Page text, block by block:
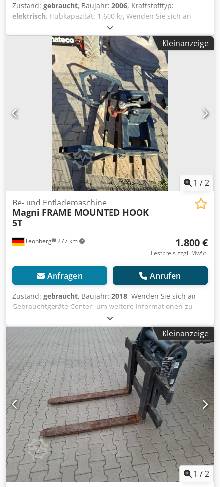
Zustand: gebraucht, Baujahr: 2006, Kraftstofftyp:
elektrisch, Hubkapazität: 1.600 kg Wenden Sie sich an
Gebrauchtgeräte Center, um weitere Informationen zu
erhalten. Crjdozr Tx Uspfx Acbjf DE01
Kleinanzeige
1 /2
Leonberg 277 km
Be- und Entlademaschine
Magni FRAME MOUNTED HOOK
5T
1.800 €
Festpreis zzgl. MwSt.
Anfragen Anrufen
Zustand: gebraucht, Baujahr: 2018, Wenden Sie sich an
Gebrauchtgeräte Center, um weitere Informationen zu
erhalten. DE01 Cjdpfxjzfluzs Acborf
Kleinanzeige
1 /2